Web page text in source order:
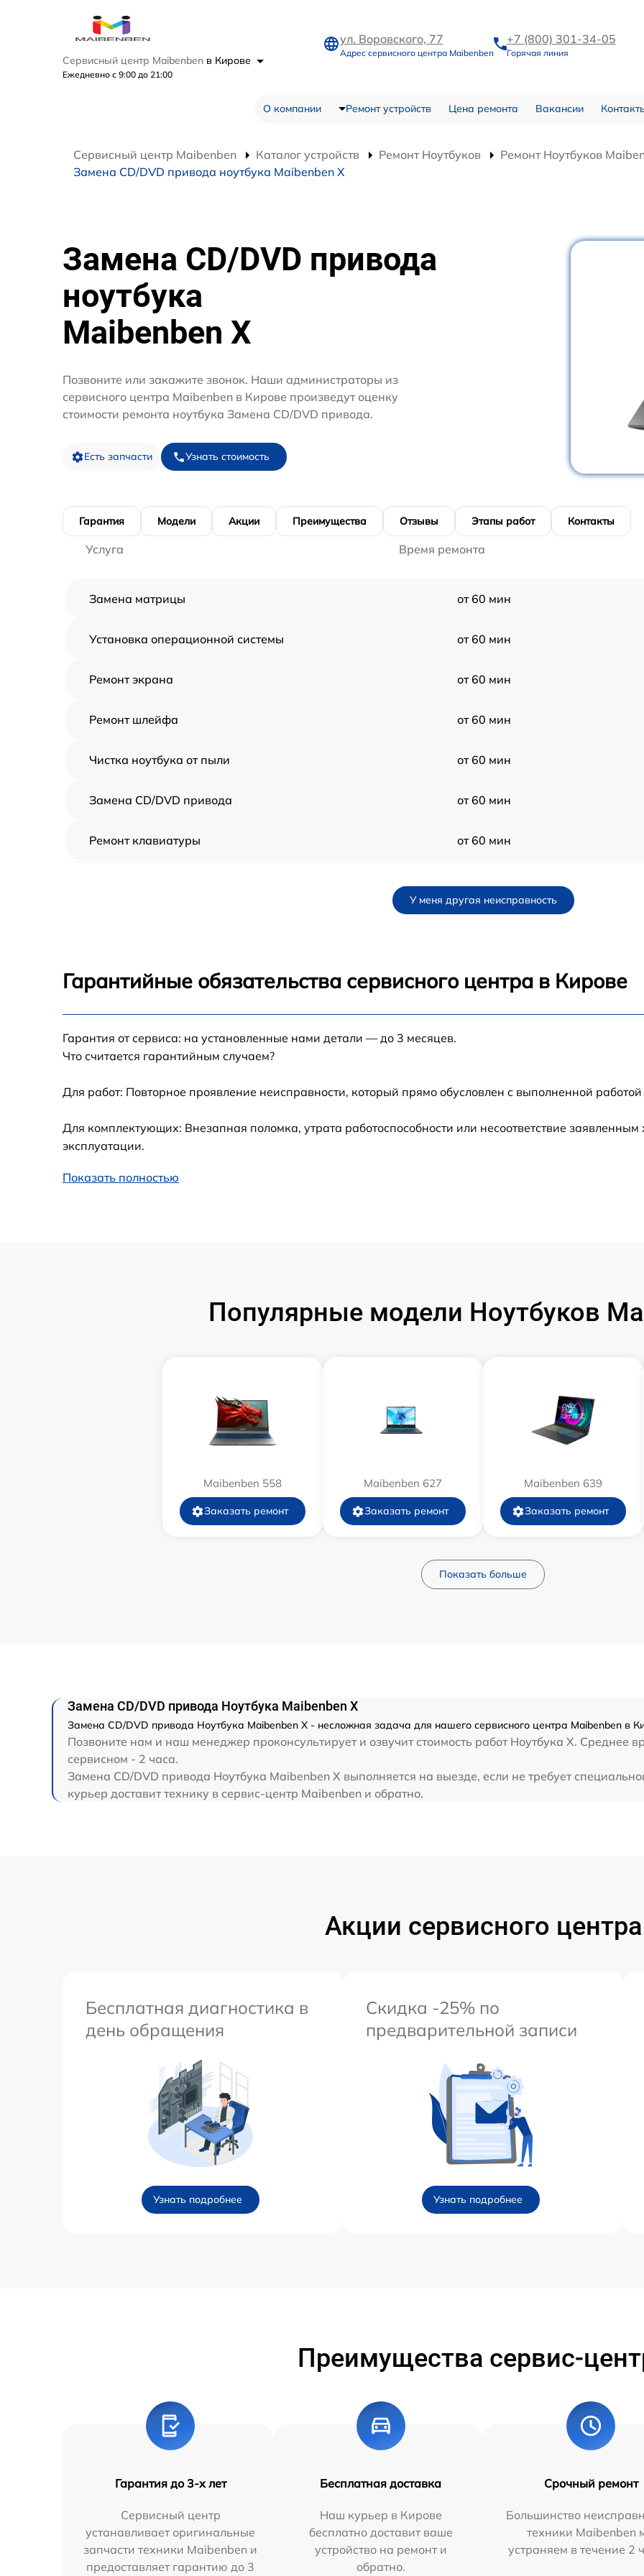
Сервисный центр Maibenben в Кирове
Ежедневно с 9:00 до 21:00
ул. Воровского, 77
Адрес сервисного центра Maibenben
+7 (800) 301-34-05
Горячая линия
О компании Ремонт устройств Цена ремонта Вакансии
Сервисный центр Maibenben Каталог устройств Ремонт Ноутбуков
Ремонт Ноутбуков
Замена CD/DVD привода ноутбука Maibenben X
Замена CD/DVD привода
ноутбука
Maibenben X
Позвоните или закажите звонок. Наши администраторы из
сервисного центра Maibenben в Кирове произведут оценку
стоимости ремонта ноутбука Замена CD/DVD привода.
Есть запчасти Узнать стоимость
Гарантия Модели Акции Преимущества Отзывы Этапы работ Контакты
Услуга Время ремонта
Замена матрицы от 60 мин
Установка операционной системы от 60 мин
Ремонт экрана от 60 мин
Ремонт шлейфа от 60 мин
Чистка ноутбука от пыли от 60 мин
Замена CD/DVD привода от 60 мин
Ремонт клавиатуры от 60 мин
Замена процессора
Замена термопасты от 60 мин
от 60 мин
У меня другая неисправность
Гарантийные обязательства сервисного центра в Кирове
Гарантия от сервиса: на установленные нами детали — до 3 месяцев.
Что считается гарантийным случаем?
Для работ: Повторное проявление неисправности, который прямо обусловлен с выполненной
Для комплектующих: Внезапная поломка, утрата работоспособности или несоответствие
эксплуатации.
Показать полностью
Популярные модели Ноутбуков
Maibenben 558
Заказать ремонт
Maibenben 627
Заказать ремонт
Maibenben 639
Заказать ремонт
Показать больше
Замена CD/DVD привода Ноутбука Maibenben X
Замена CD/DVD привода Ноутбука Maibenben X - несложная задача для нашего сервисного центра Maibenben в
Позвоните нам и наш менеджер проконсультирует и озвучит стоимость работ Ноутбука X. Среднее
сервисном - 2 часа.
Замена CD/DVD привода Ноутбука Maibenben X выполняется на выезде, если не требует
курьер доставит технику в сервис-центр Maibenben и обратно.
Акции сервисного центра
Бесплатная диагностика в
день обращения
Узнать подробнее
Скидка -25% по
предварительной записи
Узнать подробнее
Преимущества сервис-
Гарантия до 3-х лет
Сервисный центр
устанавливает оригинальные
запчасти техники Maibenben и
предоставляет гарантию до 3
Бесплатная доставка
Наш курьер в Кирове
бесплатно доставит ваше
устройство на ремонт и
обратно.
Срочный ремонт
Большинство
техники Maibenben
устраняем в течение 2